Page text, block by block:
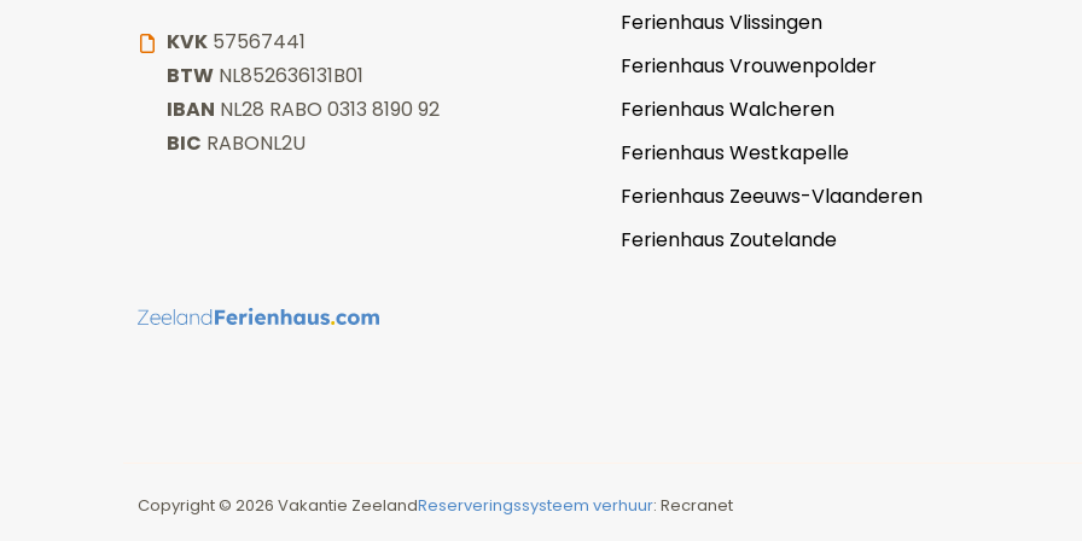
KVK 57567441
BTW NL852636131B01
IBAN NL28 RABO 0313 8190 92
BIC RABONL2U
Ferienhaus Vlissingen
Ferienhaus Vrouwenpolder
Ferienhaus Walcheren
Ferienhaus Westkapelle
Ferienhaus Zeeuws-Vlaanderen
Ferienhaus Zoutelande
Copyright © 2026 Vakantie ZeelandReserveringssysteem verhuur: Recranet